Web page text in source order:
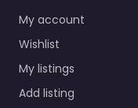
My account
Wishlist
My listings
Add listing